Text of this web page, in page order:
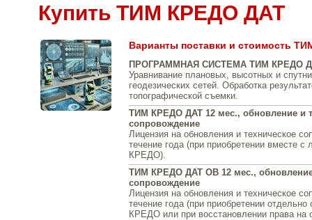
Купить ТИМ КРЕДО ДАТ
Варианты поставки и стоимость
ПРОГРАММНАЯ СИСТЕМА ТИМ КРЕДО
Уравнивание плановых, высотных и
геодезических сетей. Обработка
топографической съемки.
ТИМ КРЕДО ДАТ 12 мес., обновление и
сопровождение
Лицензия на обновления и техническое
течение года (при приобретении вместе
КРЕДО).
ТИМ КРЕДО ДАТ ОВ 12 мес.,
сопровождение
Лицензия на обновления и техническое
течение года (при приобретении
КРЕДО или при восстановлении права на